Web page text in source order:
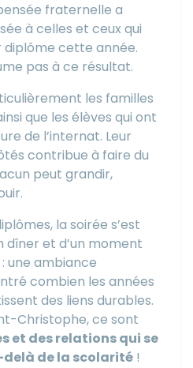
fraternelle a
à celles et ceux qui
diplôme cette année.
pas à ce résultat.
les familles
que les élèves qui ont
de l’internat. Leur
contribue à faire du
peut grandir,
la soirée s’est
dîner et d’un moment
une ambiance
combien les années
des liens durables.
Christophe, ce sont
et des relations qui se
de la scolarité !